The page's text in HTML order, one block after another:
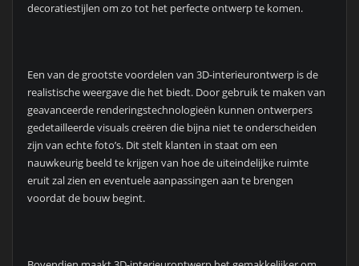
decoratiestijlen om zo tot het perfecte ontwerp te komen.
Een van de grootste voordelen van 3D-interieurontwerp is de
realistische weergave die het biedt. Door gebruik te maken van
geavanceerde renderingstechnologieën kunnen ontwerpers
gedetailleerde visuals creëren die bijna niet te onderscheiden
zijn van echte foto’s. Dit stelt klanten in staat om een
nauwkeurig beeld te krijgen van hoe de uiteindelijke ruimte
eruit zal zien en eventuele aanpassingen aan te brengen
voordat de bouw begint.